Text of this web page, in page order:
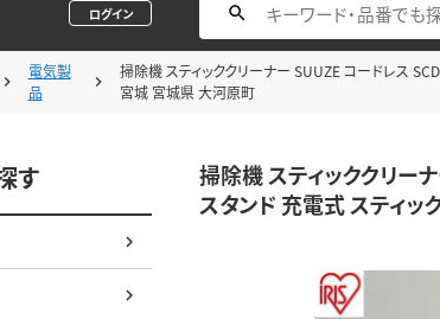
ログイン
電気製
品
掃除機 スティッククリーナー SUUZE コードレス
宮城 宮城県 大河原町
す
掃除機 スティッククリー
スタンド 充電式 スティ